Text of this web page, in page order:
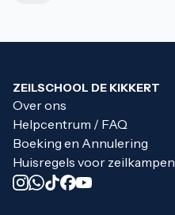
ZEILSCHOOL DE KIKKERT
Over ons
Helpcentrum / FAQ
Boeking en Annulering
Huisregels voor zeilkampen